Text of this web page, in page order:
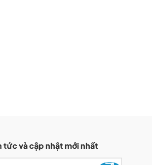
tức và cập nhật mới nhất